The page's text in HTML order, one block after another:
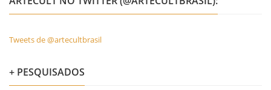
Tweets de @artecultbrasil
+ PESQUISADOS